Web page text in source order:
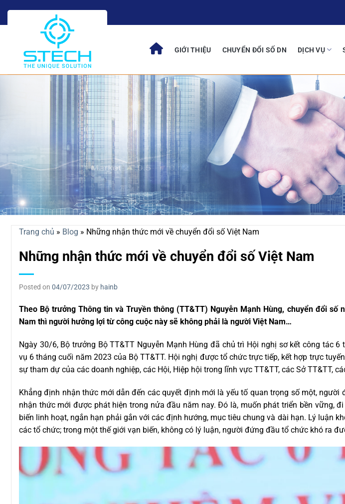
GIỚI THIỆU CHUYỂN ĐỔI SỐ DN DỊCH VỤ
Trang chủ » Blog » Những nhận thức mới về chuyển đổi số Việt Nam
Những nhận thức mới về chuyển đổi số Việt Nam
Posted on 04/07/2023 by hainb
Theo Bộ trưởng Thông tin và Truyền thông (TT&TT) Nguyễn Mạnh Hùng, chuyển đổi số
Nam thì người hưởng lợi từ công cuộc này sẽ không phải là người Việt Nam…
Ngày 30/6, Bộ trưởng Bộ TT&TT Nguyễn Mạnh Hùng đã chủ trì Hội nghị sơ kết công tác
vụ 6 tháng cuối năm 2023 của Bộ TT&TT. Hội nghị được tổ chức trực tiếp, kết hợp trực
sự tham dự của các doanh nghiệp, các Hội, Hiệp hội trong lĩnh vực TT&TT, các Sở TT&TT,
Khẳng định nhận thức mới dẫn đến các quyết định mới là yếu tố quan trọng số một,
nhận thức mới được phát hiện trong nửa đầu năm nay. Đó là, muốn phát triển bền vững,
biến linh hoạt, ngắn hạn phải gắn với các định hướng, mục tiêu chung và dài hạn. Lý luận
các tổ chức; trong một thế giới vạn biến, không có lý luận, người đứng đầu tổ chức khó ra